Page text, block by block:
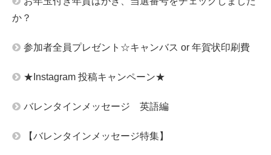
か？
参加者全員プレゼント☆キャンバス or 年賀状印刷費
★Instagram 投稿キャンペーン★
バレンタインメッセージ 英語編
【バレンタインメッセージ特集】